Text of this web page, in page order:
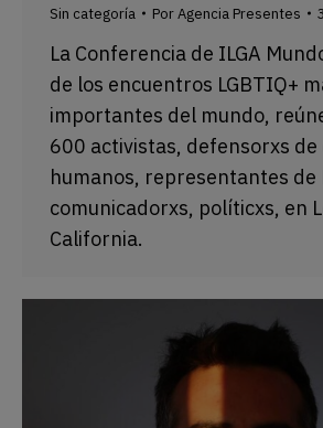
Sin categoría PorAgencia Presentes
La Conferencia de ILGA
de los encuentros LGBTIQ+
importantes del mundo,
600 activistas, defensorxs de
humanos, representantes de
comunicadorxs, políticxs, en
California.